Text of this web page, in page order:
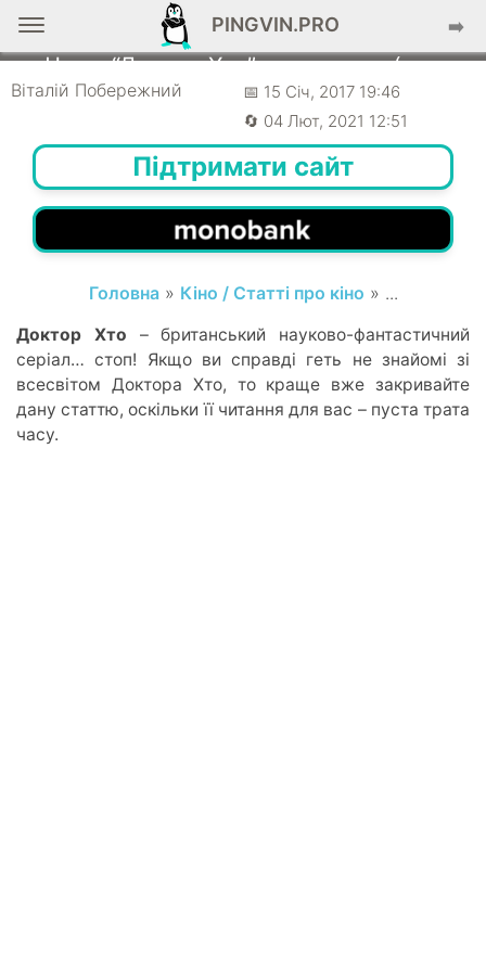
PINGVIN.PRO ➡️
СТАТТІ ПРО КІНО
Чому “Доктор Хто” не цукерка (для
фанатів)
Віталій Побережний
📅 15 Січ, 2017 19:46
🔄 04 Лют, 2021 12:51
Підтримати сайт
Головна» Кіно / Статті про кіно » ...
Доктор Хто – британський науково-фантастичний
серіал… стоп! Якщо ви справді геть не знайомі зі
всесвітом Доктора Хто, то краще вже закривайте
дану статтю, оскільки її читання для вас – пуста трата
часу.